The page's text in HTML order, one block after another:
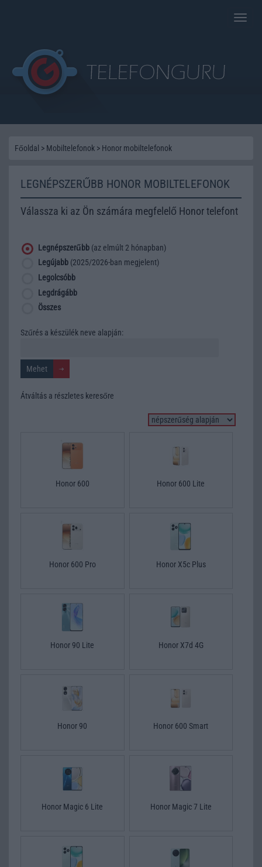
Toggle
Főoldal > Mobiltelefonok > Honor mobiltelefonok
LEGNÉPSZERŰBB HONOR MOBILTELEFONOK
Válassza ki az Ön számára megfelelő Honor telefont
Legnépszerűbb (az elmúlt 2 hónapban)
Legújabb (2025/2026-ban megjelent)
Legolcsóbb
Legdrágább
Összes
Szűrés a készülék neve alapján:
Átváltás a részletes keresőre
Honor 600 Honor 600 Lite
Honor 600 Pro Honor X5c Plus
Honor 90 Lite Honor X7d 4G
Honor 90 Honor 600 Smart
Honor Magic 6 Lite Honor Magic 7 Lite